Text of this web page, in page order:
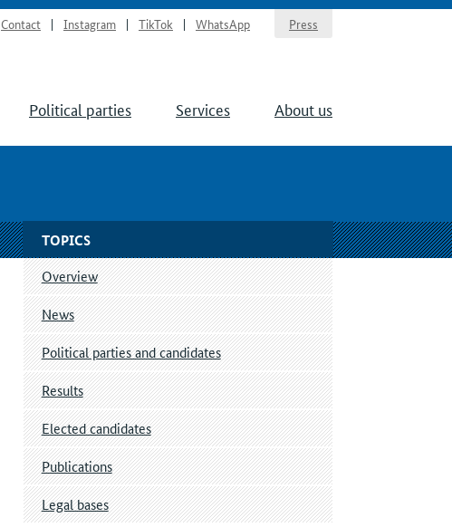
Contact Instagram TikTok WhatsApp Press
Political parties Services About us
TOPICS
Overview
News
Political parties and candidates
Results
Elected candidates
Publications
Legal bases